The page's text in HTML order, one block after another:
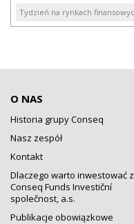
Tydzień na rynkach
O NAS
Historia grupy Conseq
Nasz zespół
Kontakt
Dlaczego warto inwestować z
Conseq Funds Investiční
společnost, a.s.
Publikacje obowiązkowe